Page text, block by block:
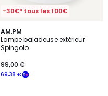
-30€* tous les 100€
AM.PM
Lampe baladeuse extérieur
Spingolo
69,38 €
99,00 €
4,1
/ 5